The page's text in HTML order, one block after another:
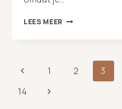
LEES MEER “ALS
GELUKKIG
ZIJN,
Paginanavigatie
Vorige
pagina
1 2 3
14
Volgende